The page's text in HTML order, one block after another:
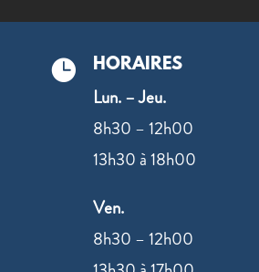
 HORAIRES
Lun. – Jeu.
8h30 – 12h00
13h30 à 18h00
Ven.
8h30 – 12h00